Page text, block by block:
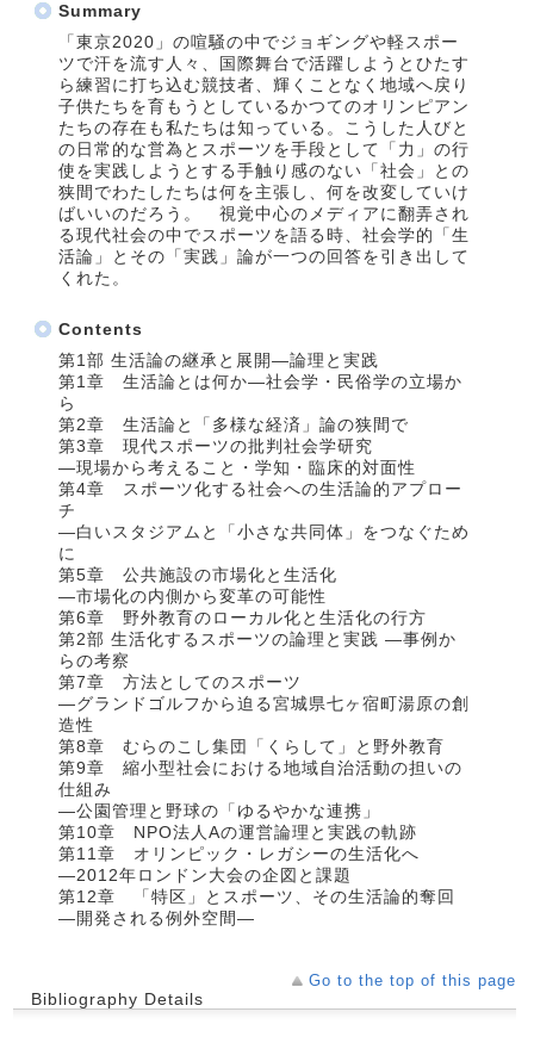
Summary
「東京2020」の喧騒の中でジョギングや軽スポー
ツで汗を流す人々、国際舞台で活躍しようとひたす
ら練習に打ち込む競技者、輝くことなく地域へ戻り
子供たちを育もうとしているかつてのオリンピアン
たちの存在も私たちは知っている。こうした人びと
の日常的な営為とスポーツを手段として「力」の行
使を実践しようとする手触り感のない「社会」との
狭間でわたしたちは何を主張し、何を改変していけ
ばいいのだろう。 視覚中心のメディアに翻弄され
る現代社会の中でスポーツを語る時、社会学的「生
活論」とその「実践」論が一つの回答を引き出して
くれた。
Contents
第1部 生活論の継承と展開―論理と実践
第1章 生活論とは何か―社会学・民俗学の立場か
ら
第2章 生活論と「多様な経済」論の狭間で
第3章 現代スポーツの批判社会学研究
―現場から考えること・学知・臨床的対面性
第4章 スポーツ化する社会への生活論的アプロー
チ
―白いスタジアムと「小さな共同体」をつなぐため
に
第5章 公共施設の市場化と生活化
―市場化の内側から変革の可能性
第6章 野外教育のローカル化と生活化の行方
第2部 生活化するスポーツの論理と実践 ―事例か
らの考察
第7章 方法としてのスポーツ
―グランドゴルフから迫る宮城県七ヶ宿町湯原の創
造性
第8章 むらのこし集団「くらして」と野外教育
第9章 縮小型社会における地域自治活動の担いの
仕組み
―公園管理と野球の「ゆるやかな連携」
第10章 NPO法人Aの運営論理と実践の軌跡
第11章 オリンピック・レガシーの生活化へ
―2012年ロンドン大会の企図と課題
第12章 「特区」とスポーツ、その生活論的奪回
―開発される例外空間―
Go to the top of this page
Bibliography Details